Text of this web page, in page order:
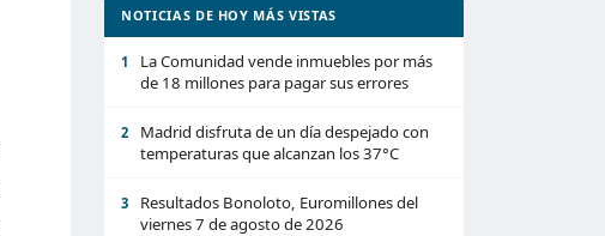
NOTICIAS DE HOY MÁS VISTAS
1
La Comunidad vende inmuebles por más
de 18 millones para pagar sus errores
2
Madrid disfruta de un día despejado con
temperaturas que alcanzan los 37°C
3
Resultados Bonoloto, Euromillones del
viernes 7 de agosto de 2026